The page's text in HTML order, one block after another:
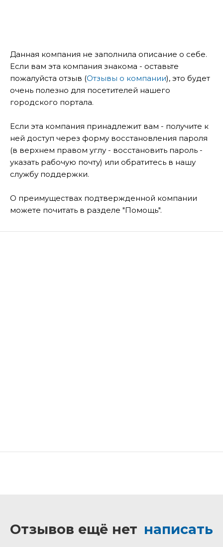
Данная компания не заполнила описание о себе.
Если вам эта компания знакома - оставьте
пожалуйста отзыв (Отзывы о компании), это будет
очень полезно для посетителей нашего
городского портала.
Если эта компания принадлежит вам - получите к
ней доступ через форму восстановления пароля
(в верхнем правом углу - восстановить пароль -
указать рабочую почту) или обратитесь в нашу
службу поддержки.
О преимуществах подтвержденной компании
можете почитать в разделе "Помощь".
Отзывов ещё нет написать